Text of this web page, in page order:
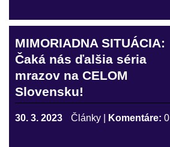
MIMORIADNA SITUÁCIA:
Čaká nás ďalšia séria
mrazov na CELOM
Slovensku!
30. 3. 2023 Články Komentáre: 0